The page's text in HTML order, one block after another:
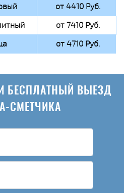
от 4410 Руб.
от 7410 Руб.
от 4710 Руб.
И БЕСПЛАТНЫЙ ВЫЕЗД
СМЕТЧИКА